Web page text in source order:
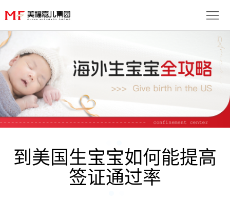
子
优
势
服
务
流
月
子
成
到美国生宝宝如何能提高
签证通过率